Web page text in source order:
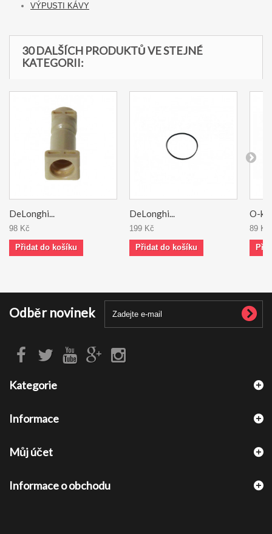
VÝPUSTI KÁVY
30 DALŠÍCH PRODUKTŮ VE STEJNÉ
KATEGORII:
DeLonghi...
98 Kč
Přidat do košíku
DeLonghi...
199 Kč
Přidat do košíku
O-
89 Kč
Odběr novinek
Kategorie
Informace
Můj účet
Informace o obchodu